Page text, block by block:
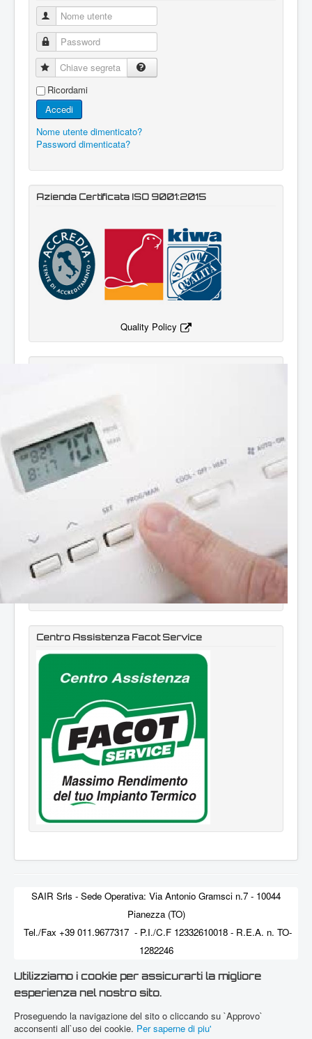
Nome utente
Password
Chiave segreta
Ricordami
Accedi
Nome utente dimenticato?
Password dimenticata?
Azienda Certificata ISO 9001:2015
Quality Policy
Centro Assistenza Facot Service
SAIR Srls - Sede Operativa: Via Antonio Gramsci n.7 - 10044
Pianezza (TO)
Tel./Fax +39 011.9677317 - P.I./C.F 12332610018 - R.E.A. n. TO-
1282246
Utilizziamo i cookie per assicurarti la migliore
esperienza nel nostro sito.
Proseguendo la navigazione del sito o cliccando su `Approvo`
acconsenti all`uso dei cookie. Per saperne di piu'